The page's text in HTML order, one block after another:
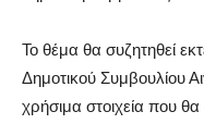
Το θέμα θα συζητηθεί
Δημοτικού Συμβουλίου
χρήσιμα στοιχεία που